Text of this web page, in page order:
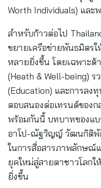
Worth Individuals) และ
สำหรับก้าวต่อไป
ขยายเครือข่ายพันธมิตร
หลายยิ่งขึ้น โดยเฉพาะ
(Heath & Well-being)
(Education) และการลง
ตอบสนองต่อเทรนด์ของ
พร้อมกันนี้ บทบาทของแบ
อาโป-ณัฐวิญญ์ วัฒนกิติพั
ในการสื่อสารภาพลักษณ์
ยุคใหม่สู่สายตาชาวโลก
ยิ่งขึ้น